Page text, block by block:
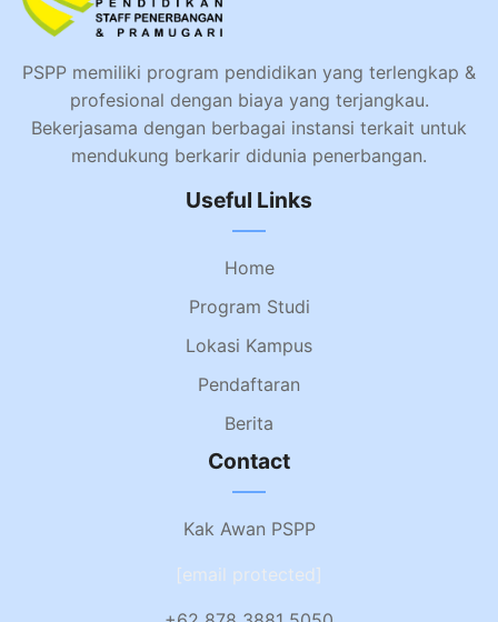
PSPP memiliki program pendidikan yang terlengkap &
profesional dengan biaya yang terjangkau.
Bekerjasama dengan berbagai instansi terkait untuk
mendukung berkarir didunia penerbangan.
Useful Links
Home
Program Studi
Lokasi Kampus
Pendaftaran
Berita
Contact
Kak Awan PSPP
[email protected]